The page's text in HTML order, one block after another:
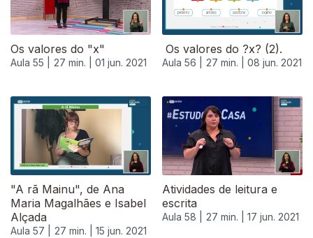
Os valores do "x"
Aula 55 | 27 min. | 01 jun. 2021
Os valores do ?x? (2).
Aula 56 | 27 min. | 08 jun. 2021
"A rã Mainu", de Ana
Maria Magalhães e Isabel
Alçada
Aula 57 | 27 min. | 15 jun. 2021
Atividades de leitura e
escrita
Aula 58 | 27 min. | 17 jun. 2021